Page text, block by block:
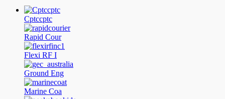
Cptccptc
Rapid Cour
Flexi RF I
Ground Eng
Marine Coa